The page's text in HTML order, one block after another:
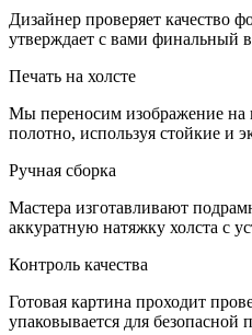
Дизайнер проверяет качество
утверждает с вами финальный
Печать на холсте
Мы переносим изображение на
полотно, используя стойкие и
Ручная сборка
Мастера изготавливают
аккуратную натяжку холста с
Контроль качества
Готовая картина проходит
упаковывается для безопасной